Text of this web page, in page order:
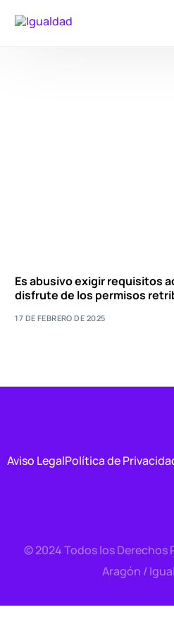
Es abusivo exigir requisitos
disfrute de los permisos
17 DE FEBRERO DE 2025
Aviso LegalPolítica de
© 2024 Todos los Derechos
Aragón /